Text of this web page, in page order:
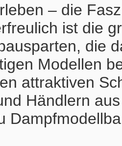
– die
ist die
die
Modellen
attraktiven
Händlern